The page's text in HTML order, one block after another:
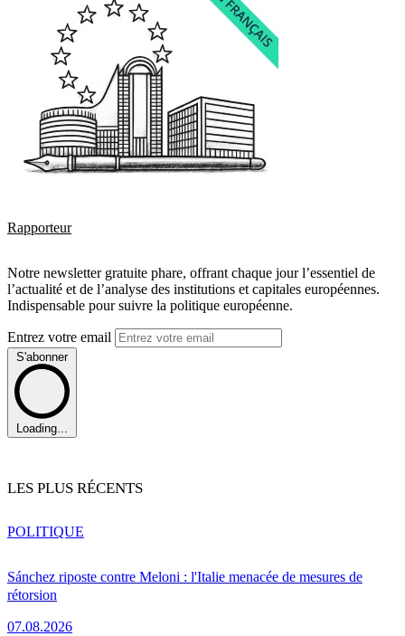
Rapporteur
Notre newsletter gratuite phare, offrant chaque jour l’essentiel de
l’actualité et de l’analyse des institutions et capitales européennes.
Indispensable pour suivre la politique européenne.
Entrez votre email
S'abonner
Loading...
LES PLUS RÉCENTS
Sánchez riposte contre Meloni : l'Italie menacée de mesures de
rétorsion
07.08.2026
POLITIQUE